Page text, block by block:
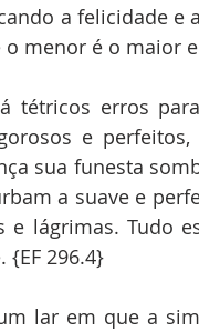
a felicidade e
menor é o maior
tétricos erros
e
sua funesta
a suave e
e lágrimas. Tudo
{EF 296.4}
lar em que a